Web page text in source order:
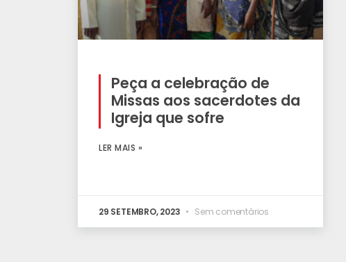
Peça a celebração de
Missas aos sacerdotes da
Igreja que sofre
LER MAIS »
29 SETEMBRO, 2023 Sem comentários